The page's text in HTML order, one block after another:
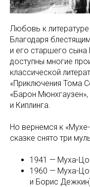
Любовь к
Благодаря
и его старшего сына
доступны многие
классической
«Приключения Тома
«Барон Мюнхгаузен»,
и Киплинга.
Но вернемся к
сказке снято три
1941 — Муха-
1960 — Муха-
и Борис